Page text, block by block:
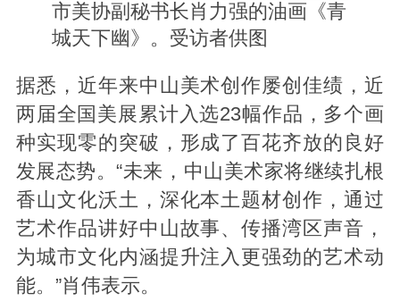
市美协副秘书长肖力强的油画《青
城天下幽》。受访者供图
据悉，近年来中山美术创作屡创佳绩，近
两届全国美展累计入选23幅作品，多个画
种实现零的突破，形成了百花齐放的良好
发展态势。“未来，中山美术家将继续扎根
香山文化沃土，深化本土题材创作，通过
艺术作品讲好中山故事、传播湾区声音，
为城市文化内涵提升注入更强劲的艺术动
能。”肖伟表示。